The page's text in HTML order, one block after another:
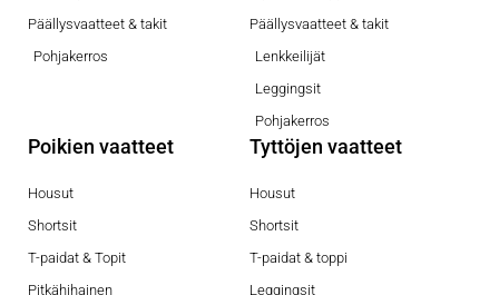
Päällysvaatteet & takit
Pohjakerros
Päällysvaatteet & takit
Lenkkeilijät
Leggingsit
Pohjakerros
Poikien vaatteet
Housut
Shortsit
T-paidat & Topit
Pitkähihainen
Tyttöjen vaatteet
Housut
Shortsit
T-paidat & toppi
Leggingsit